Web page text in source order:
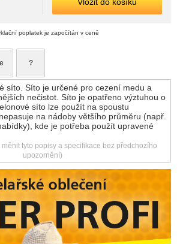
poplatek je započítán v ceně
?
síto. Síto je určené pro cezení medu a
nečistot. Síto je opatřeno výztuhou o
síto lze použít na spoustu
na nádoby většího průměru (např.
kde je potřeba použít upravené
tyto popisy a specifikace bez předchozího
upozornění)